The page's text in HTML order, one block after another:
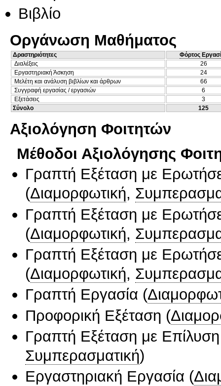
Βιβλίο
Οργάνωση Μαθήματος
Δραστηριότητες
Φόρτος
Διαλέξεις
26
Εργαστηριακή Άσκηση
24
Μελέτη και ανάλυση βιβλίων και άρθρων
66
Συγγραφή εργασίας / εργασιών
6
Εξετάσεις
3
Σύνολο
125
Αξιολόγηση Φοιτητών
Μέθοδοι Αξιολόγησης
Γραπτή Εξέταση με
(Διαμορφωτική,
Γραπτή Εξέταση με
(Διαμορφωτική,
Γραπτή Εξέταση με
(Διαμορφωτική,
Γραπτή Εργασία (
Προφορική Εξέταση (
Γραπτή Εξέταση με
Συμπερασματική)
Εργαστηριακή Εργασία (